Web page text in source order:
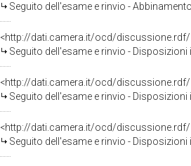
Seguito dell'esame e rinvio - Abbinamento delle proposte di legge C. 2321 Brambilla
<http://dati.camera.it/ocd/discussione.rdf/
Seguito dell'esame e rinvio - Disposizioni in materia di
<http://dati.camera.it/ocd/discussione.rdf/
Seguito dell'esame e rinvio - Disposizioni in materia di
<http://dati.camera.it/ocd/discussione.rdf/
Seguito dell'esame e rinvio - Disposizioni in materia di